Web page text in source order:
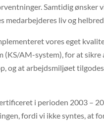
Samtidig ønsker
medarbejderes liv og helbred.
vores eget
(KS/AM-system), for at
og at arbejdsmiljøet
i perioden 2003 –
fordi vi ikke syntes, at